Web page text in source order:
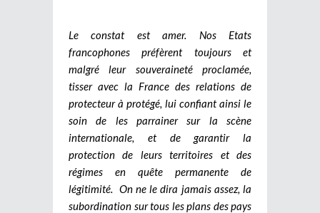
Le constat est amer. Nos Etats
francophones préfèrent toujours et
malgré leur souveraineté proclamée,
tisser avec la France des relations de
protecteur à protégé, lui confiant ainsi le
soin de les parrainer sur la scène
internationale, et de garantir la
protection de leurs territoires et des
régimes en quête permanente de
légitimité. On ne le dira jamais assez, la
subordination sur tous les plans des pays